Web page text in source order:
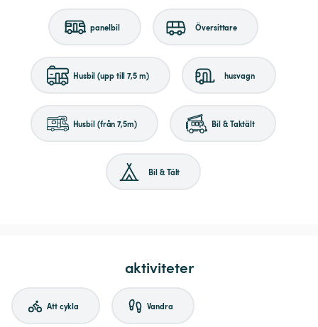
panelbil Översittare
Husbil (upp till 7,5 m) husvagn
Husbil (från 7,5m) Bil & Taktält
Bil & Tält
aktiviteter
Att cykla Vandra